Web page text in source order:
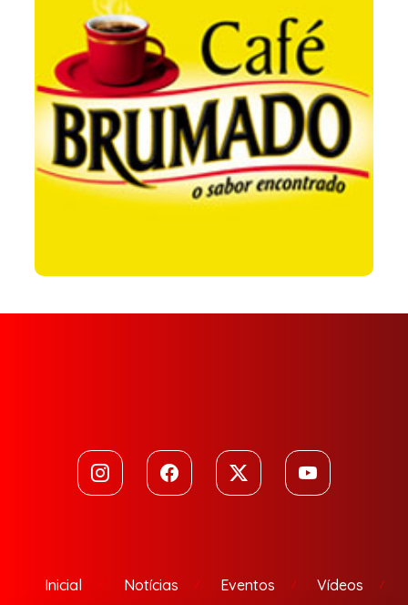
Inicial Notícias Eventos Vídeos